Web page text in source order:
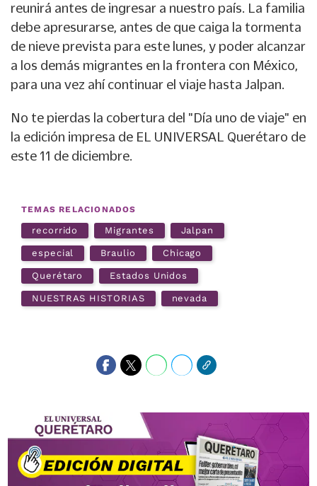
reunirá antes de ingresar a nuestro país. La familia
debe apresurarse, antes de que caiga la tormenta
de nieve prevista para este lunes, y poder alcanzar
a los demás migrantes en la frontera con México,
para una vez ahí continuar el viaje hasta Jalpan.
No te pierdas la cobertura del "Día uno de viaje" en
la edición impresa de EL UNIVERSAL Querétaro de
este 11 de diciembre.
TEMAS RELACIONADOS
recorrido Migrantes Jalpan
especial Braulio Chicago
Querétaro Estados Unidos
NUESTRAS HISTORIAS nevada